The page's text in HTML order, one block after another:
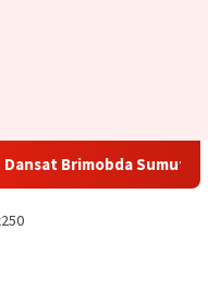
Kunjungi Mako Yon